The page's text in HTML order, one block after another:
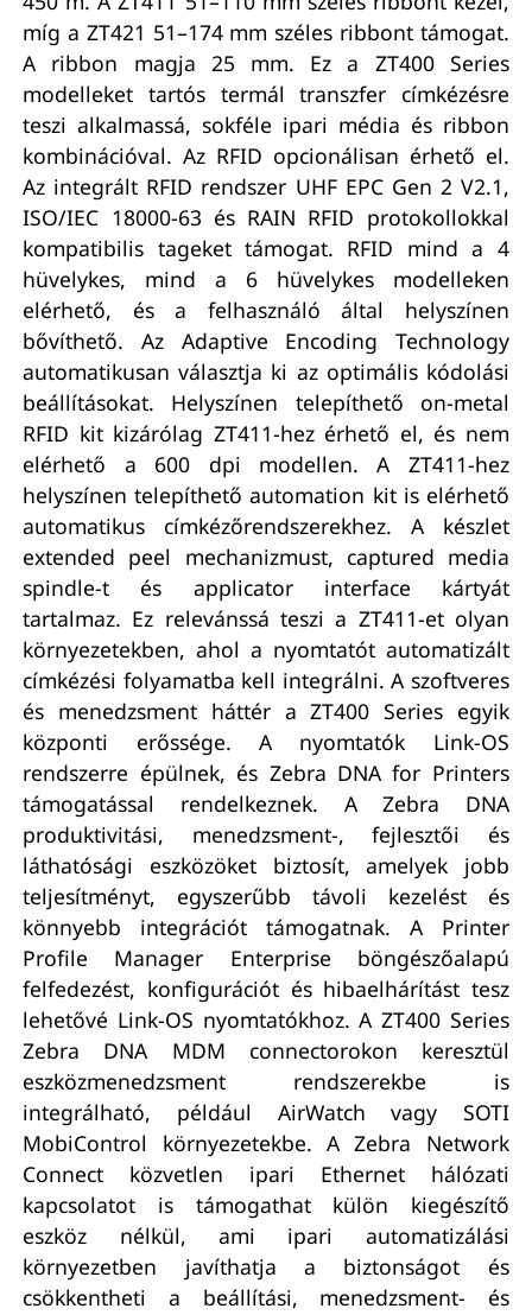
míg a ZT421 51–174 mm széles ribbont támogat.
A ribbon magja 25 mm. Ez a ZT400 Series
modelleket tartós termál transzfer címkézésre
teszi alkalmassá, sokféle ipari média és ribbon
kombinációval. Az RFID opcionálisan érhető el.
Az integrált RFID rendszer UHF EPC Gen 2 V2.1,
ISO/IEC 18000-63 és RAIN RFID protokollokkal
kompatibilis tageket támogat. RFID mind a 4
hüvelykes, mind a 6 hüvelykes modelleken
elérhető, és a felhasználó által helyszínen
bővíthető. Az Adaptive Encoding Technology
automatikusan választja ki az optimális kódolási
beállításokat. Helyszínen telepíthető on-metal
RFID kit kizárólag ZT411-hez érhető el, és nem
elérhető a 600 dpi modellen. A ZT411-hez
helyszínen telepíthető automation kit is elérhető
automatikus címkézőrendszerekhez. A készlet
extended peel mechanizmust, captured media
spindle-t és applicator interface kártyát
tartalmaz. Ez relevánssá teszi a ZT411-et olyan
környezetekben, ahol a nyomtatót automatizált
címkézési folyamatba kell integrálni. A szoftveres
és menedzsment háttér a ZT400 Series egyik
központi erőssége. A nyomtatók Link-OS
rendszerre épülnek, és Zebra DNA for Printers
támogatással rendelkeznek. A Zebra DNA
produktivitási, menedzsment-, fejlesztői és
láthatósági eszközöket biztosít, amelyek jobb
teljesítményt, egyszerűbb távoli kezelést és
könnyebb integrációt támogatnak. A Printer
Profile Manager Enterprise böngészőalapú
felfedezést, konfigurációt és hibaelhárítást tesz
lehetővé Link-OS nyomtatókhoz. A ZT400 Series
Zebra DNA MDM connectorokon keresztül
eszközmenedzsment rendszerekbe is
integrálható, például AirWatch vagy SOTI
MobiControl környezetekbe. A Zebra Network
Connect közvetlen ipari Ethernet hálózati
kapcsolatot is támogathat külön kiegészítő
eszköz nélkül, ami ipari automatizálási
környezetben javíthatja a biztonságot és
csökkentheti a beállítási, menedzsment- és